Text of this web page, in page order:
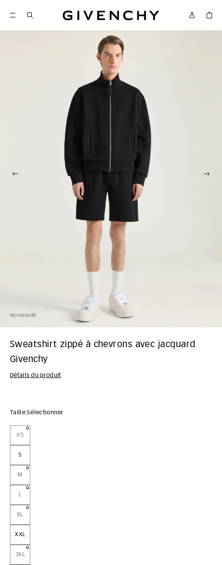
Givenchy
Nouveauté
Sweatshirt zippé à chevrons avec jacquard
Givenchy
Détails du produit
Taille:Sélectionner
XS
S
M
XL
XXL
3XL